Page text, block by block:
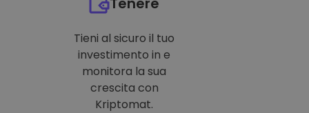
Tieni al sicuro il tuo
investimento in e
monitora la sua
crescita con
Kriptomat.